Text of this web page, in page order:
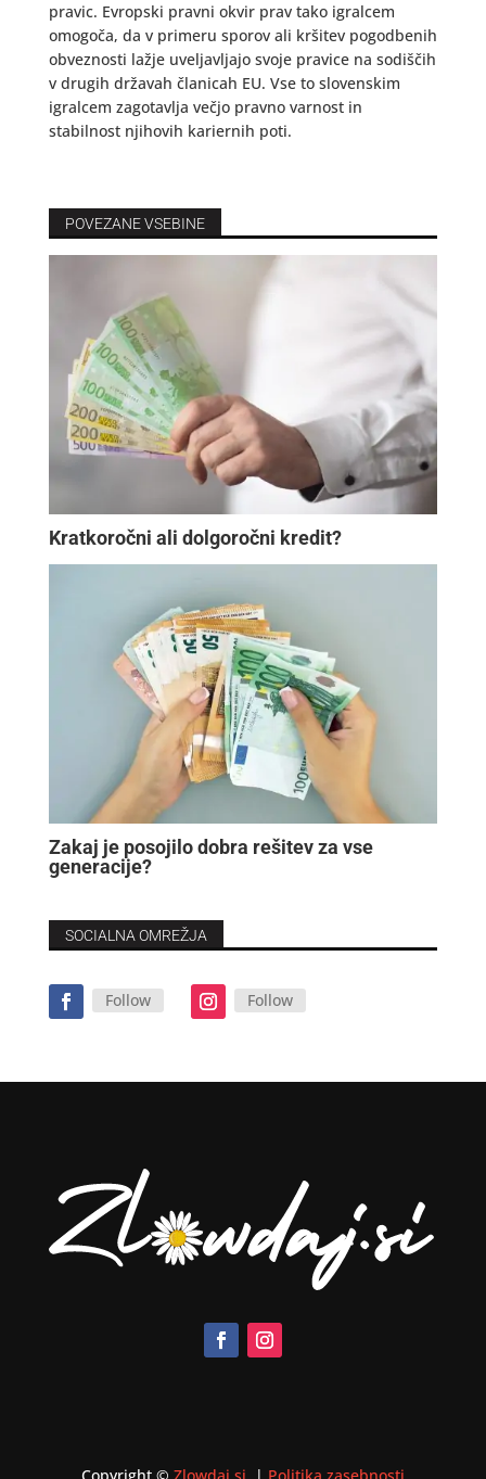
pravic. Evropski pravni okvir prav tako igralcem
omogoča, da v primeru sporov ali kršitev pogodbenih
obveznosti lažje uveljavljajo svoje pravice na sodiščih
v drugih državah članicah EU. Vse to slovenskim
igralcem zagotavlja večjo pravno varnost in
stabilnost njihovih kariernih poti.
POVEZANE VSEBINE
Kratkoročni ali dolgoročni kredit?
Zakaj je posojilo dobra rešitev za vse
generacije?
SOCIALNA OMREŽJA
Follow Follow